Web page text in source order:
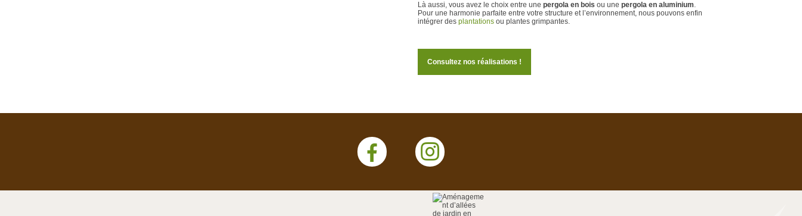
Là aussi, vous avez le choix entre unepergola en bois ou unepergola en aluminium.
Pour une harmonie parfaite entre votre structure et l’environnement, nous pouvons enfin
intégrer desplantations ou plantes grimpantes.
Consultez nos réalisations !